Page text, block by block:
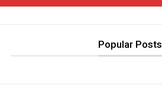
Popular Posts